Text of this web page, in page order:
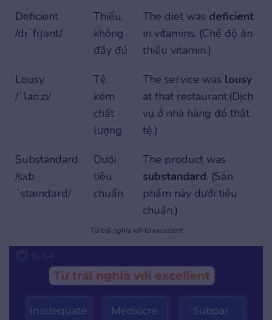
Deficient
/dɪˈfɪʃənt/
Thiếu,
không
đầy đủ
The diet was deficient
in vitamins. (Chế độ ăn
thiếu vitamin.)
Lousy
/ˈlaʊ.zi/
Tệ,
kém
chất
lượng
The service was lousy
at that restaurant.(Dịch
vụ ở nhà hàng đó thật
tệ.)
Substandard
/sʌb
ˈstændərd/
Dưới
tiêu
chuẩn
The product was
substandard. (Sản
phẩm này dưới tiêu
chuẩn.)
Từ trái nghĩa với từ excellent